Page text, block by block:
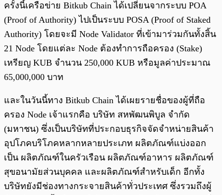
ครั้งนี้เครือข่าย Bitkub Chain ได้เปลี่ยนจากระบบ POA
(Proof of Authority) ไปเป็นระบบ POSA (Proof of Staked
Authority) โดยจะมี Node Validator ที่เข้ามาร่วมกันทั้งสิ้น
21 Node โดยแต่ละ Node ต้องทำการถือครอง (Stake)
เหรียญ KUB จำนวน 250,000 KUB หรือมูลค่าประมาณ
65,000,000 บาท
และในวันนี้ทาง Bitkub Chain ได้เผยรายชื่อของผู้ที่ถือ
ครอง Node เจ้าแรกคือ บริษัท สหพัฒนพิบูล จำกัด
(มหาชน) ซึ่งเป็นบริษัทที่ประกอบธุรกิจจัดจำหน่ายสินค้า
อุปโภคบริโภคหลากหลายประเภท ผลิตภัณฑ์แบ่งออก
เป็น ผลิตภัณฑ์ในครัวเรือน ผลิตภัณฑ์อาหาร ผลิตภัณฑ์
สุขอนามัยส่วนบุคคล และผลิตภัณฑ์สำหรับเด็ก อีกทั้ง
บริษัทยังมีช่องทางกระจายสินค้าทั่วประเทศ ซึ่งรวมถึงผู้